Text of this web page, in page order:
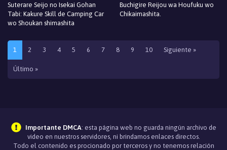
Suterare Seijo no Isekai Gohan
Tabi: Kakure Skill de Camping Car
wo Shoukan shimashita
Buchigire Reijou wa Houfuku wo
Chikaimashita.
1 2 3 4 5 6 7 8 9 10 Siguiente »
Último »
Importante DMCA: esta página web no guarda ningún archivo de
video en nuestros servidores, ni brindamos enlaces directos.
Todo el contenido es procionado por terceros y no tenemos relación